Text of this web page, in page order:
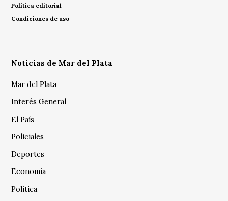
Política editorial
Condiciones de uso
Noticias de Mar del Plata
Mar del Plata
Interés General
El País
Policiales
Deportes
Economía
Política